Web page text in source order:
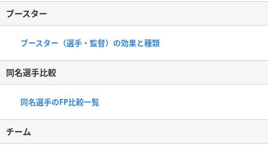
ブースター
ブースター（選手・監督）の効果と種類
同名選手比較
同名選手のFP比較一覧
チーム